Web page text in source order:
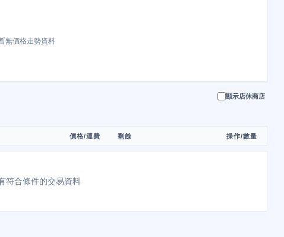
無價格走勢資料
顯示店休商店
價格/運費 剩餘 操作/數量
符合條件的交易資料